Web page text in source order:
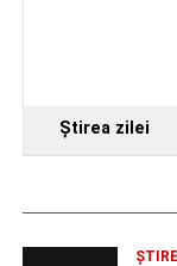
Ştirea zilei